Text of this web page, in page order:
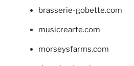
brasserie-gobette.com
musicrearte.com
morseysfarms.com